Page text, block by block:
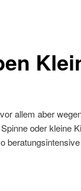
allem aber
oder kleine